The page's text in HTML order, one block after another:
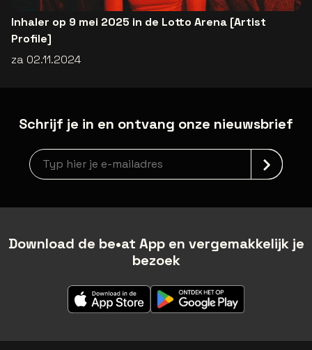
Inhaler op 9 mei 2025 in de Lotto Arena [Artist
Profile]
za 02.11.2024
Schrijf je in en ontvang onze nieuwsbrief
Nieuwsbrief aanmelding
Download de be•at App en vergemakkelijk je
bezoek